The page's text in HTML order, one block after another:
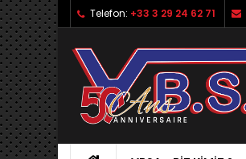
Telefon: +33 3 29 24 62 71